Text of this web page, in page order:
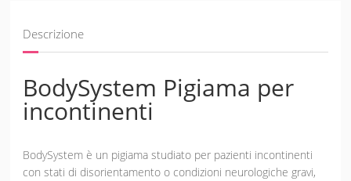
Descrizione
BodySystem Pigiama per
incontinenti
BodySystem è un pigiama studiato per pazienti incontinenti
con stati di disorientamento o condizioni neurologiche gravi,